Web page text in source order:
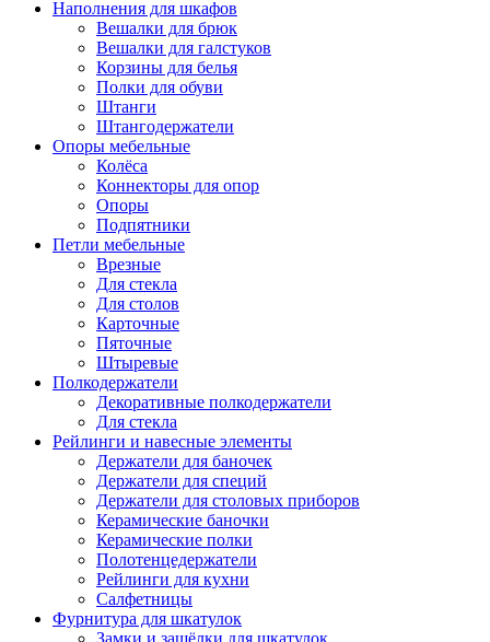
Наполнения для шкафов
Вешалки для брюк
Вешалки для галстуков
Корзины для белья
Полки для обуви
Штанги
Штангодержатели
Опоры мебельные
Колёса
Коннекторы для опор
Опоры
Подпятники
Петли мебельные
Врезные
Для стекла
Для столов
Карточные
Пяточные
Штыревые
Полкодержатели
Декоративные полкодержатели
Для стекла
Рейлинги и навесные элементы
Держатели для баночек
Держатели для специй
Держатели для столовых приборов
Керамические баночки
Керамические полки
Полотенцедержатели
Рейлинги для кухни
Салфетницы
Фурнитура для шкатулок
Замки и защёлки для шкатулок